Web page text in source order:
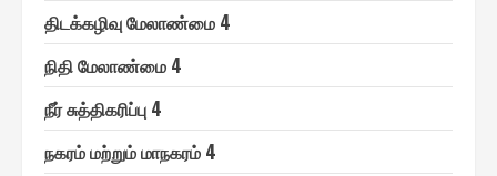
திடக்௧ழிவு மேலாண்மை 4
நிதி மேலாண்மை 4
நீர் சுத்தி௧ரிப்பு 4
ந௧ரம் மற்றும் மாந௧ரம் 4